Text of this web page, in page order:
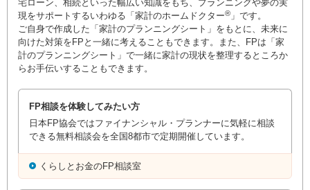
宅ローン、相続といった幅広い知識をもち、プランニングや夢の実
現をサポートするいわゆる「家計のホームドクター® 」です。
ご自身で作成した「家計のプランニングシート」をもとに、未来に
向けた対策をFPと一緒に考えることもできます。また、FPは「家
計のプランニングシート」で一緒に家計の現状を整理するところか
らお手伝いすることもできます。
FP相談を体験してみたい方
日本FP協会ではファイナンシャル・プランナーに気軽に相談
できる無料相談会を全国8都市で定期開催しています。
くらしとお金のFP相談室